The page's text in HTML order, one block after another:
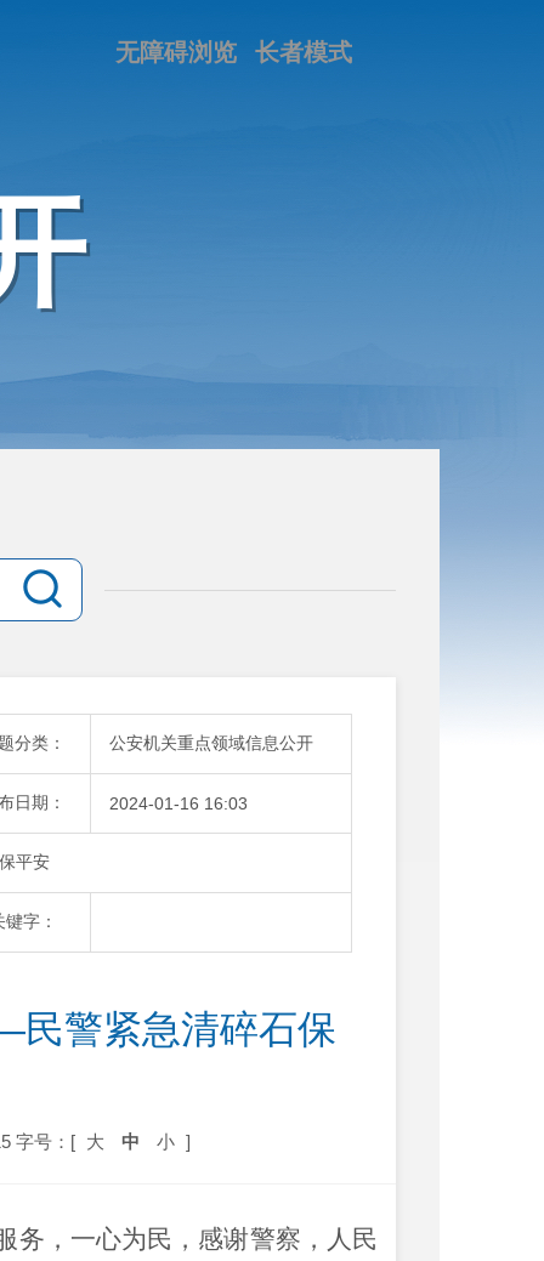
长者模式
无障碍浏览
分类： 公安机关重点领域信息公开
日期： 2024-01-16 16:03
平安
键字：
警紧急清碎石保
字号：[ 大 中 小 ]
务，一心为民，感谢警察，人民